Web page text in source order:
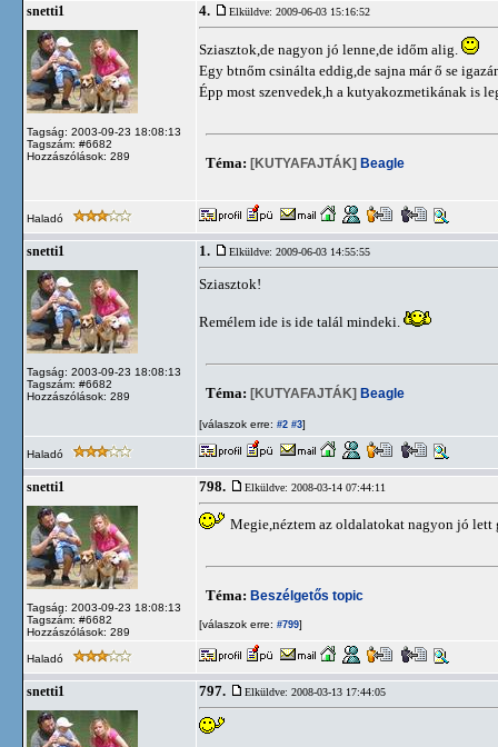
snetti1
Tagság: 2003-09-23 18:08:13
Tagszám: #6682
Hozzászólások: 289
4. Elküldve: 2009-06-03 15:16:52
Sziasztok,de nagyon jó lenne,de időm alig.
Egy btnőm csinálta eddig,de sajna már ő se
Épp most szenvedek,h a kutyakozmetikának is
Téma: [KUTYAFAJTÁK] Beagle
Haladó
snetti1
Tagság: 2003-09-23 18:08:13
Tagszám: #6682
Hozzászólások: 289
1. Elküldve: 2009-06-03 14:55:55
Sziasztok!
Remélem ide is ide talál mindeki.
Téma: [KUTYAFAJTÁK] Beagle
[válaszok erre: #2 #3]
Haladó
snetti1
Tagság: 2003-09-23 18:08:13
Tagszám: #6682
Hozzászólások: 289
798. Elküldve: 2008-03-14 07:44:11
Megie,néztem az oldalatokat nagyon jó
Téma: Beszélgetős topic
[válaszok erre: #799]
Haladó
snetti1 797. Elküldve: 2008-03-13 17:44:05